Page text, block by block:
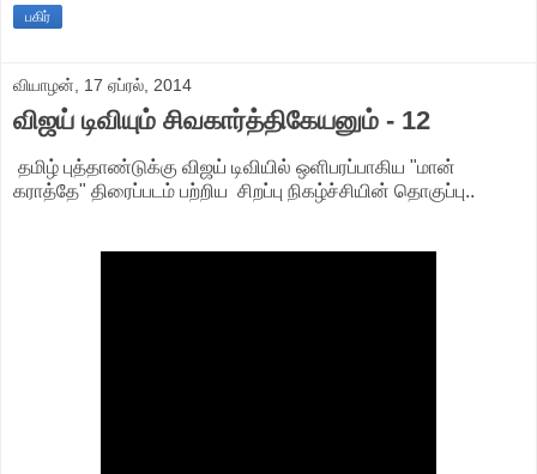
பகிர்
வியாழன், 17 ஏப்ரல், 2014
விஜய் டிவியும் சிவகார்த்திகேயனும் - 12
தமிழ் புத்தாண்டுக்கு விஜய் டிவியில் ஒளிபரப்பாகிய "மான்
கராத்தே" திரைப்படம் பற்றிய சிறப்பு நிகழ்ச்சியின் தொகுப்பு..